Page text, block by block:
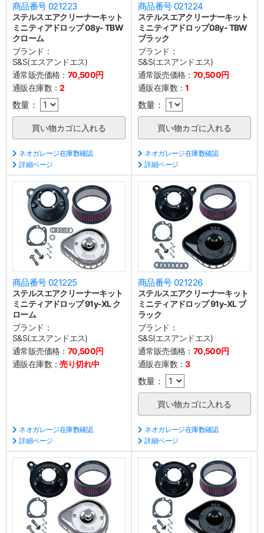
商品番号 021223
ステルスエアクリーナーキット
ミニティアドロップ 08y- TBW
クローム
ブランド：
S&S(エスアンドエス)
通常販売価格： 70,500円
通販在庫数：2
数量：
ネオガレージ在庫数確認
詳細ページ
商品番号 021224
ステルスエアクリーナーキット
ミニティアドロップ08y- TBW
ブラック
ブランド：
S&S(エスアンドエス)
通常販売価格： 70,500円
通販在庫数：1
数量：
ネオガレージ在庫数確認
詳細ページ
商品番号 021225
ステルスエアクリーナーキット
ミニティアドロップ 91y-XL ク
ローム
ブランド：
S&S(エスアンドエス)
通常販売価格： 70,500円
通販在庫数：売り切れ中
ネオガレージ在庫数確認
詳細ページ
商品番号 021226
ステルスエアクリーナーキット
ミニティアドロップ 91y-XL ブ
ラック
ブランド：
S&S(エスアンドエス)
通常販売価格： 70,500円
通販在庫数：3
数量：
ネオガレージ在庫数確認
詳細ページ